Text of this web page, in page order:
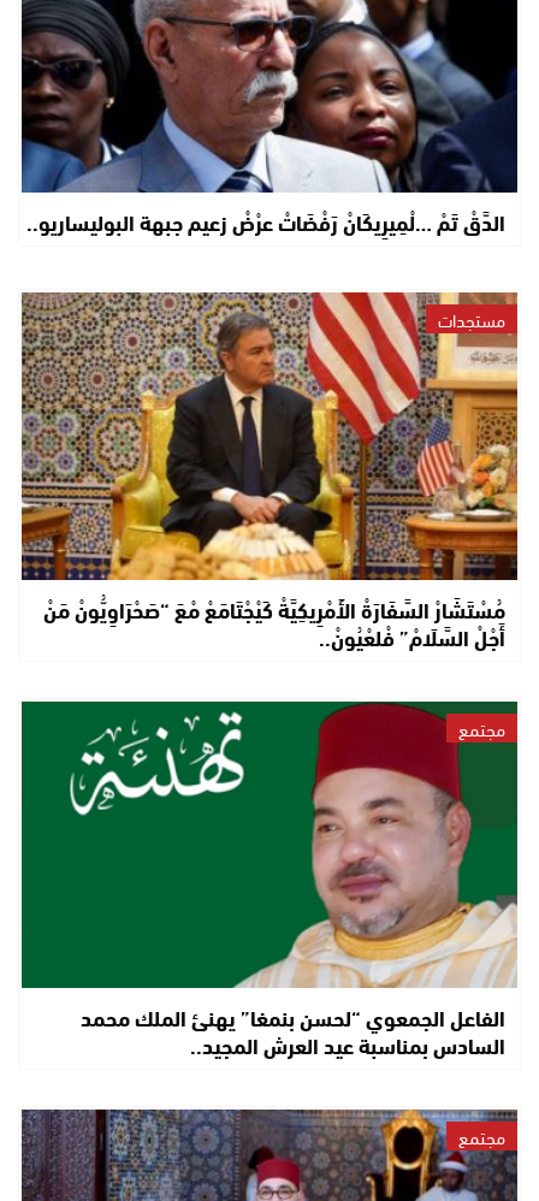
الدَّقْ تَمْ …لْمِيرِيكَانْ رَفْضَاتْ عرْضْ زعيم جبهة البوليساريو..
مستجدات
مُسْتَشَارْ السَّفَارَةْ الأَمْرِيكِيَّةْ كَيْجْتَامَعْ مْعَ “صَحْرَاوِيُّونْ مَنْ
أَجْلْ السَّلَامْ” فْلعْيُونْ..
مجتمع
الفاعل الجمعوي “لحسن بنمغا” يهنئ الملك محمد
السادس بمناسبة عيد العرش المجيد..
مجتمع